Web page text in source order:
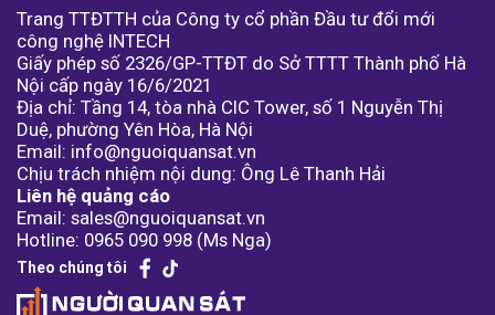
Trang TTĐTTH của Công ty cổ phần Đầu tư đổi mới
công nghệ INTECH
Giấy phép số 2326/GP-TTĐT do Sở TTTT Thành phố Hà
Nội cấp ngày 16/6/2021
Địa chỉ: Tầng 14, tòa nhà CIC Tower, số 1 Nguyễn Thị
Duệ, phường Yên Hòa, Hà Nội
Email: info@nguoiquansat.vn
Chịu trách nhiệm nội dung: Ông Lê Thanh Hải
Liên hệ quảng cáo
Email: sales@nguoiquansat.vn
Hotline: 0965 090 998 (Ms Nga)
Theo chúng tôi